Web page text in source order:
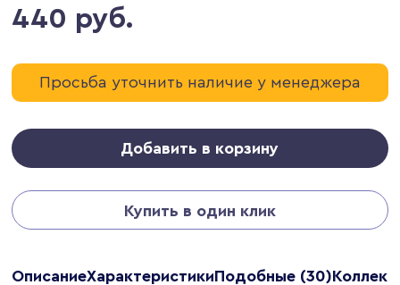
440 руб.
Просьба уточнить наличие у менеджера
Добавить в корзину
Купить в один клик
ОписаниеХарактеристикиПодобные (30)